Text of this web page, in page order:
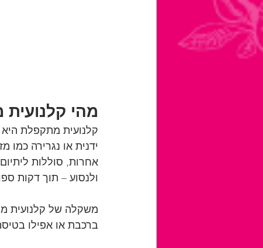
מהי
קלנועית מתקפלת היא
ידנית או נגרירה כמו
אחרות, סוללות
ולנסוע – תוך דקות
ברכבת או אפילו